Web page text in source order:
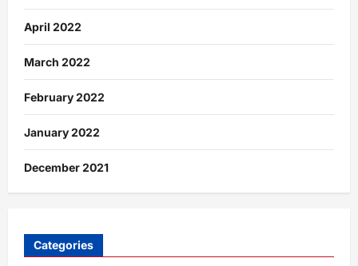
April 2022
March 2022
February 2022
January 2022
December 2021
Categories